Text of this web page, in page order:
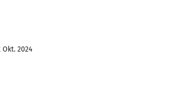
Okt. 2024